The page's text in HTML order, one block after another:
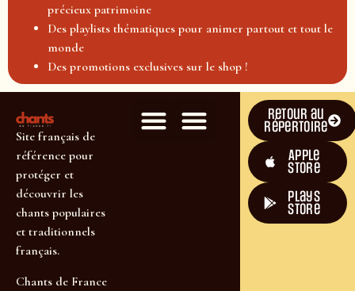
précieux patrimoine
Des playlists thématiques pour animer partout et tout le
monde
Des promotions exclusives sur le shop !
Site français de
référence pour
protéger et
découvrir les
chants populaires
et traditionnels
français.
Chants de France
Retour au
répertoire
Apple
Store
plays
store